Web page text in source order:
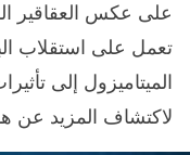
على عكس العقاقير
تعمل على استقلاب
الميتاميزول إلى
لاكتشاف المزيد عن